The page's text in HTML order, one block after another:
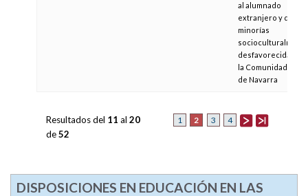
al alumnado
extranjero y de
minorías
desfavorecidas en
la Comunidad Foral
de Navarra
1 2 3 4
Resultados del 11 al 20
de52
DISPOSICIONES EN EDUCACIÓN EN LAS